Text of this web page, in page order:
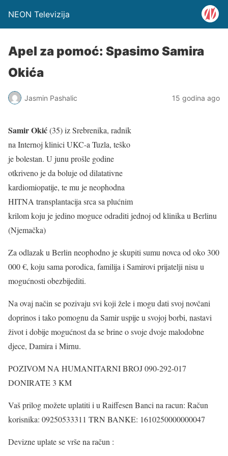
NEON Televizija
Apel za pomoć: Spasimo Samira
Okića
Jasmin Pashalic 15 godina ago
Samir Okić(35) iz Srebrenika, radnik
na Internoj klinici UKC-a Tuzla, teško
je bolestan. U junu prošle godine
otkriveno je da boluje od dilatativne
kardiomiopatije, te mu je neophodna
HITNA transplantacija srca sa plućnim
krilom koju je jedino moguce odraditi jednoj od klinika u Berlinu
(Njemačka)
Za odlazak u Berlin neophodno je skupiti sumu novca od oko 300
000 €, koju sama porodica, familija i Samirovi prijatelji nisu u
mogućnosti obezbijediti.
Na ovaj način se pozivaju svi koji žele i mogu dati svoj novčani
doprinos i tako pomognu da Samir uspije u svojoj borbi, nastavi
život i dobije mogućnost da se brine o svoje dvoje malodobne
djece, Damira i Mirnu.
POZIVOM NA HUMANITARNI BROJ 090-292-017
DONIRATE 3 KM
Vaš prilog možete uplatiti i u Raiffesen Banci na racun: Račun
korisnika: 09250533311 TRN BANKE: 1610250000000047
Devizne uplate se vrše na račun :